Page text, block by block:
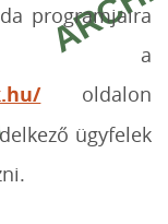
programjaira
a
oldalon
ügyfelek